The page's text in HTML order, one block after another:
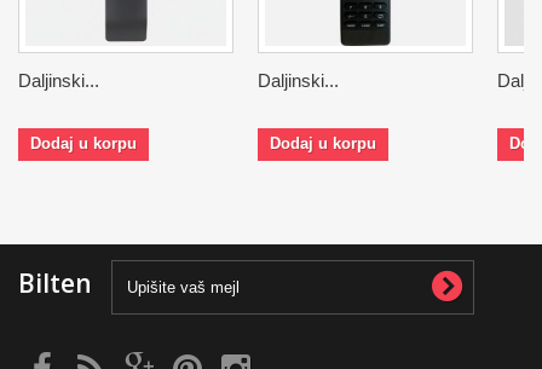
Daljinski...
Dodaj u korpu
Daljinski...
Dodaj u korpu
Bilten